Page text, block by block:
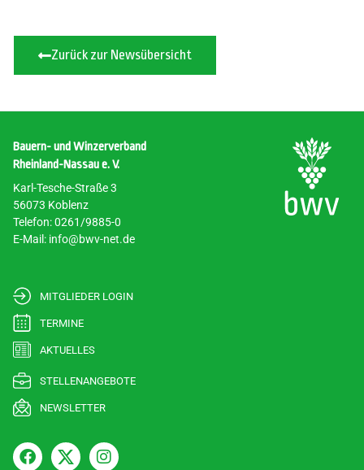
Zurück zur Newsübersicht
Bauern- und Winzerverband
Rheinland-Nassau e. V.
Karl-Tesche-Straße 3
56073 Koblenz
Telefon: 0261/9885-0
E-Mail: info@bwv-net.de
MITGLIEDER LOGIN
TERMINE
AKTUELLES
STELLENANGEBOTE
NEWSLETTER